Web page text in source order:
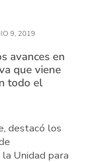
9, 2019
avances en
que viene
todo el
destacó los
Unidad para